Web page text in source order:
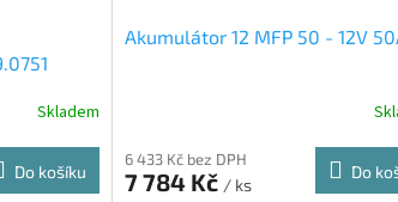
Skladem
Do košíku
Akumulátor 12 MFP 50 - 12V
6 433 Kč bez DPH
7 784 Kč / ks
Do